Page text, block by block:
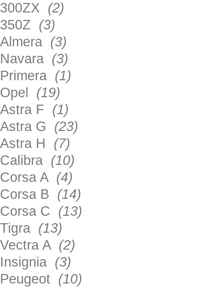
300ZX (2)
350Z (3)
Almera (3)
Navara (3)
Primera (1)
Opel (19)
Astra F (1)
Astra G (23)
Astra H (7)
Calibra (10)
Corsa A (4)
Corsa B (14)
Corsa C (13)
Tigra (13)
Vectra A (2)
Insignia (3)
Peugeot (10)